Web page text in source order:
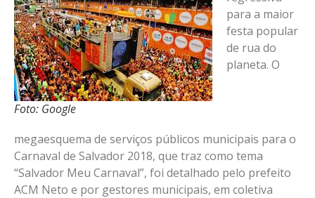
Foto: Google
para a maior
festa popular
de rua do
planeta. O
megaesquema de serviços públicos municipais para o
Carnaval de Salvador 2018, que traz como tema
“Salvador Meu Carnaval”, foi detalhado pelo prefeito
ACM Neto e por gestores municipais, em coletiva